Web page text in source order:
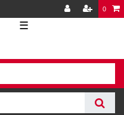
0
☰